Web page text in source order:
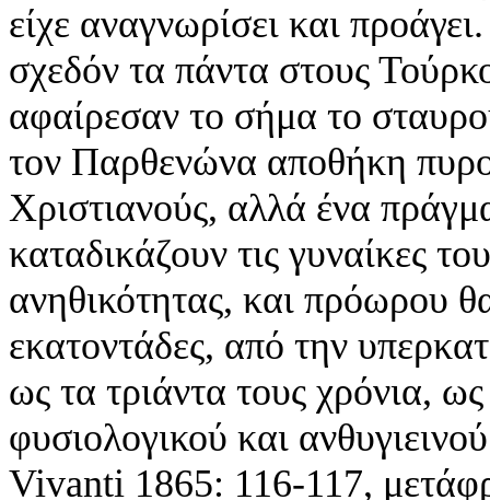
είχε αναγνωρίσει και
σχεδόν τα πάντα στους
αφαίρεσαν το σήμα το
τον Παρθενώνα αποθήκη
Χριστιανούς, αλλά ένα
καταδικάζουν τις γυναίκες
ανηθικότητας, και πρόωρου
εκατοντάδες, από την
ως τα τριάντα τους χρόνια,
φυσιολογικού και
Vivanti 1865: 116-117,